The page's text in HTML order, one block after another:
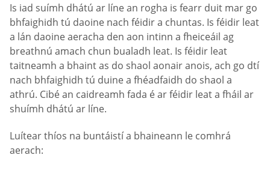
Is iad suímh dhátú ar líne an rogha is fearr duit mar go
bhfaighidh tú daoine nach féidir a chuntas. Is féidir leat
a lán daoine aeracha den aon intinn a fheiceáil ag
breathnú amach chun bualadh leat. Is féidir leat
taitneamh a bhaint as do shaol aonair anois, ach go dtí
nach bhfaighidh tú duine a fhéadfaidh do shaol a
athrú. Cibé an caidreamh fada é ar féidir leat a fháil ar
shuímh dhátú ar líne.
Luítear thíos na buntáistí a bhaineann le comhrá
aerach: